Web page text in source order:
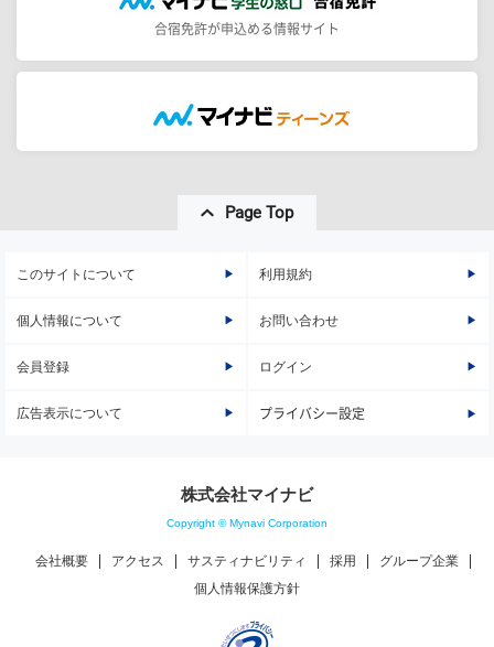
合宿免許が申込める情報サイト
Page Top
このサイトについて 利用規約
個人情報について お問い合わせ
会員登録 ログイン
広告表示について プライバシー設定
株式会社マイナビ
Copyright © Mynavi Corporation
会社概要 アクセス サスティナビリティ 採用
グループ企業
個人情報保護方針